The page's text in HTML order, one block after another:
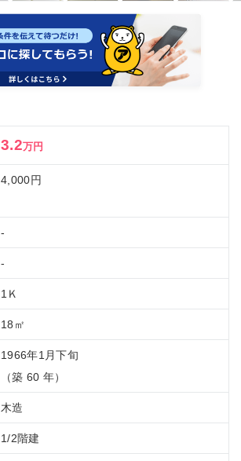
3.2万円
4,000円
-
-
1Ｋ
18㎡
1966年1月下旬
（築 60 年）
木造
1/2階建